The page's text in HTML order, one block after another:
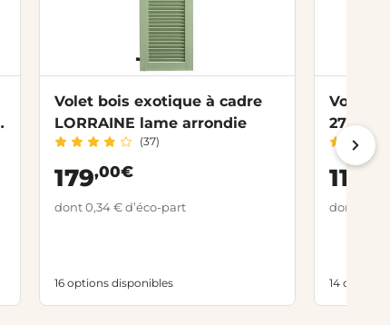
Volet bois exotique à cadre
LORRAINE lame arrondie
(37)
179,00€
dont 0,34 € d’éco-part
16 options disponibles
Volet
27 - 1
119
dont 0,34
14 options